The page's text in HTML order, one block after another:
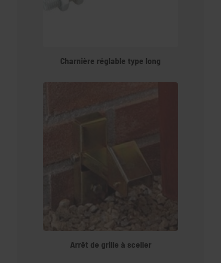
Charnière réglable type long
Arrêt de grille à sceller